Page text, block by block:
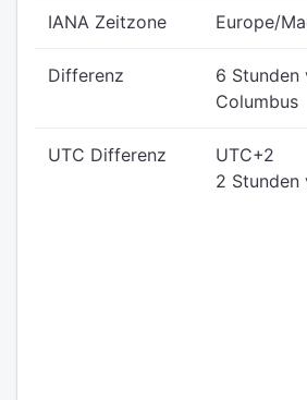
IANA Zeitzone Europe/
Differenz
6 Stunden
Columbus
UTC Differenz
UTC+2
2 Stunden